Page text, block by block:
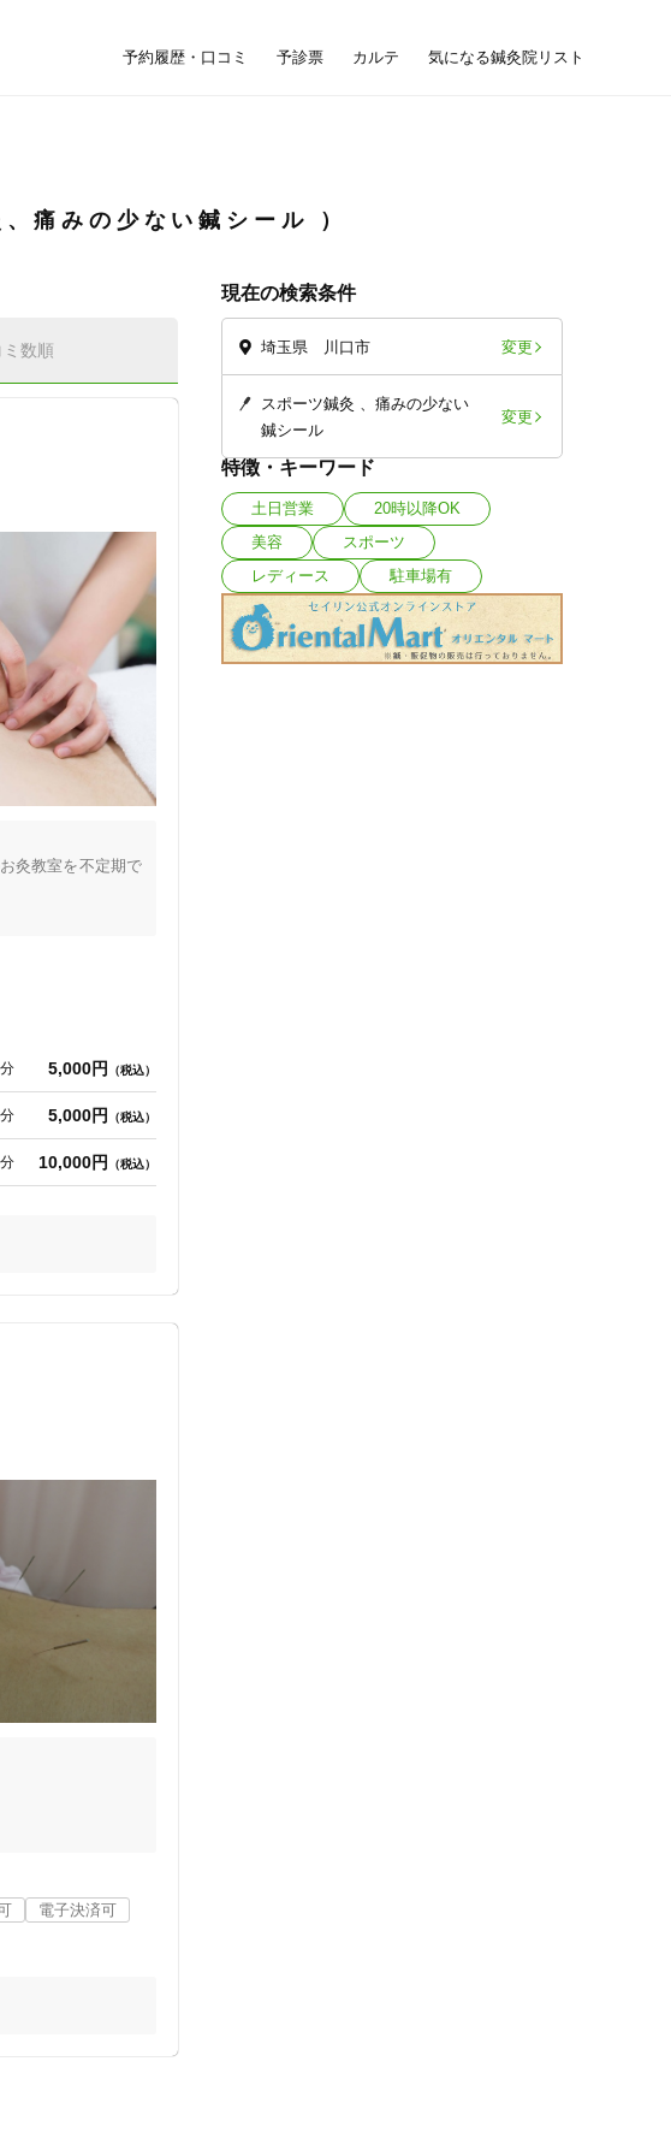
予約履歴・口コミ 予診票 カルテ 気になる鍼灸院リスト
痛みの少ない鍼シール
現在の検索条件
埼玉県 川口市 変更
スポーツ鍼灸
痛みの少ない
鍼シール
変更
特徴・キーワード
土日営業
20時以降OK
美容
スポーツ
レディース
駐車場有
ミ数順
灸教室を不定期で
5,000円 （税込）
5,000円 （税込）
10,000円 （税込）
電子決済可